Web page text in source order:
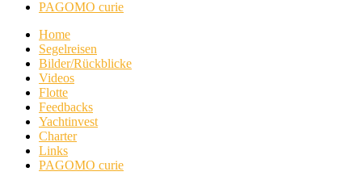
PAGOMO curie
Home
Segelreisen
Bilder/Rückblicke
Videos
Flotte
Feedbacks
Yachtinvest
Charter
Links
PAGOMO curie